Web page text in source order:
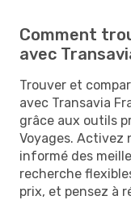
Comment
avec
Trouver et
avec Transavia
grâce aux outils
Voyages. Activez
informé des
recherche
prix, et pensez à